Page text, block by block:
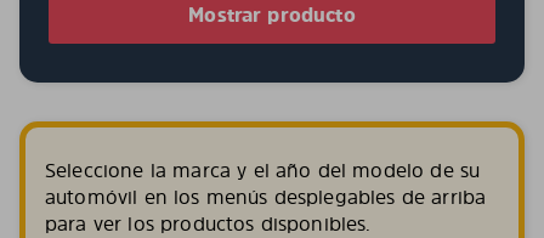
Mostrar producto
Seleccione la marca y el año del modelo de su
automóvil en los menús desplegables de arriba
para ver los productos disponibles.